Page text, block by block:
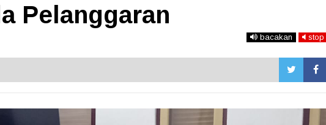
Pelanggaran
bacakan stop